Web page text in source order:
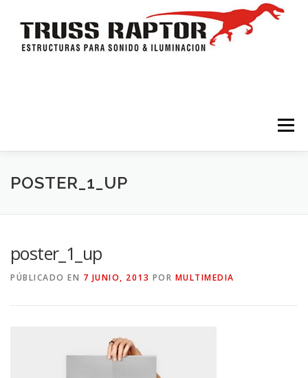
Menú
HOME TRÍPODES Y TORRES
ILUMINACION CONTACTO
POSTER_1_UP
poster_1_up
PÚBLICADO EN 7 JUNIO, 2013 POR MULTIMEDIA